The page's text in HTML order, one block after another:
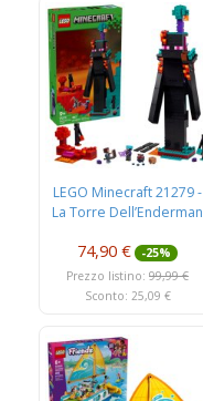
LEGO Minecraft 21279 -
La Torre Dell’Enderman
74,90 €
-25%
Prezzo listino: 99,99 €
Sconto: 25,09 €